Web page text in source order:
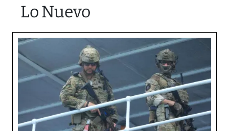
Lo Nuevo